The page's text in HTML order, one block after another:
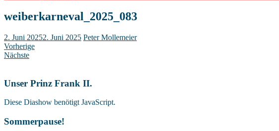
weiberkarneval_2025_083
2. Juni 20252. Juni 2025 Peter Mollemeier
Vorherige
Nächste
Unser Prinz Frank II.
Diese Diashow benötigt JavaScript.
Sommerpause!